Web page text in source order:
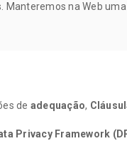
Manteremos na Web uma
de adequação,
Privacy Framework